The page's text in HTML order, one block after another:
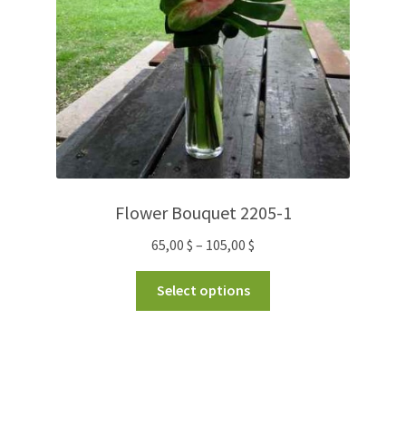
Flower Bouquet 2205-1
65,00 $ – 105,00 $
Select options